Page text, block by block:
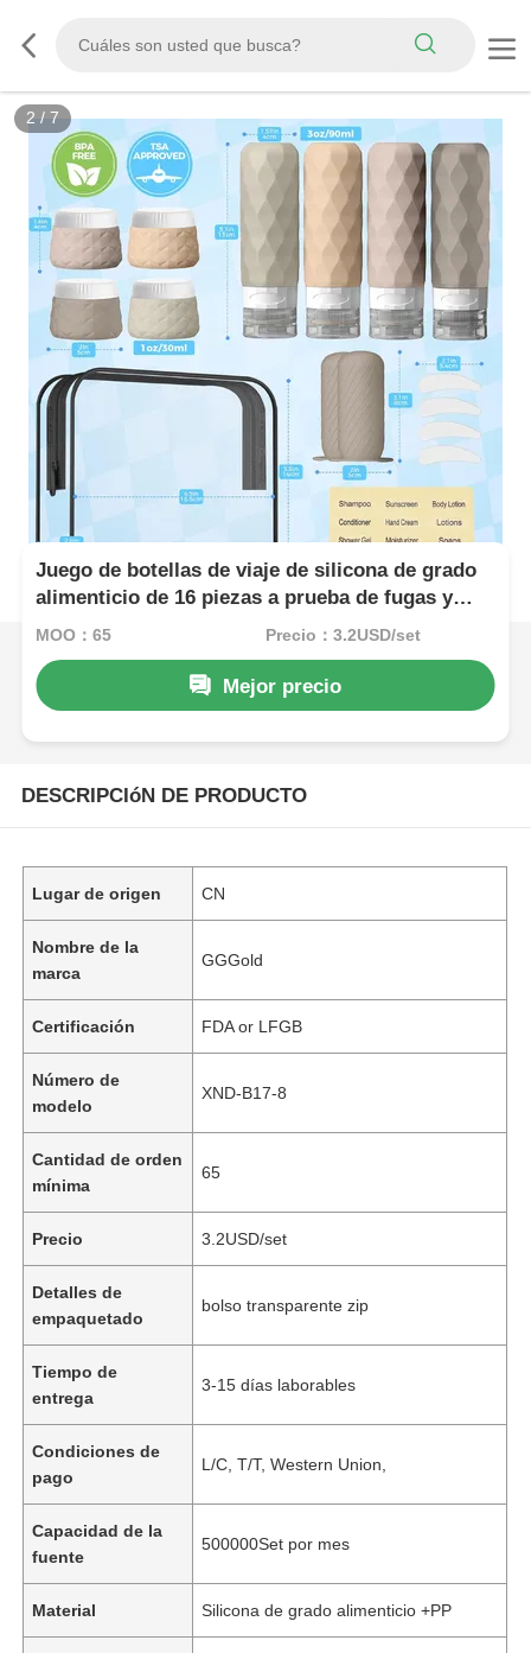
3 / 7
Juego de botellas de viaje de silicona de grado
alimenticio de 16 piezas a prueba de fugas y
aprobado por la TSA para artículos de aseo
MOQ：65 Precio：3.2USD/set
Mejor precio
DESCRIPCIóN DE PRODUCTO
Lugar de origen CN
Nombre de la
marca
GGGold
Certificación FDA or LFGB
Número de
modelo
XND-B17-8
Cantidad de orden
mínima
65
Precio 3.2USD/set
Detalles de
empaquetado
bolso transparente zip
Tiempo de
entrega
3-15 días laborables
Condiciones de
pago
L/C, T/T, Western Union,
Capacidad de la
fuente
500000Set por mes
Material Silicona de grado alimenticio +PP